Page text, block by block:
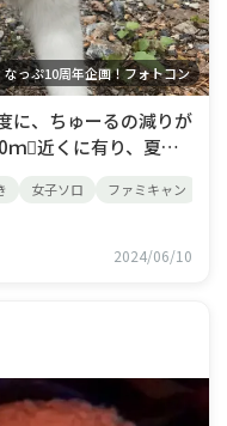
なっぷ10周年企画！フォトコン
近くに有り、夏で
女子ソロ ファミキャン
2024/06/10